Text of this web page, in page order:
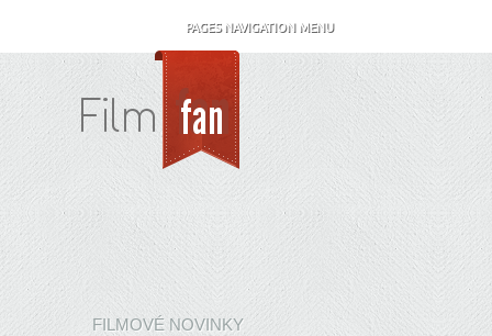
PAGES NAVIGATION MENU
FILMOVÉ NOVINKY